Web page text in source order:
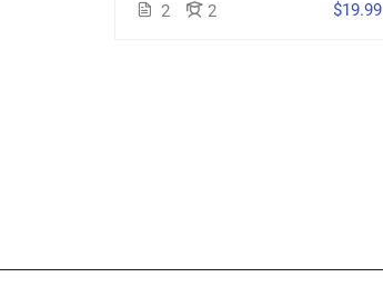
2 2 $19.99